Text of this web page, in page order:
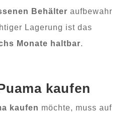
Behälter aufbewahr
Lagerung ist das
Monate haltbar.
kaufen
kaufen möchte, muss auf